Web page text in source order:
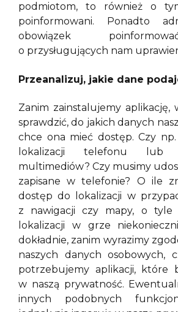
podmiotom, to również o
poinformowani. Ponadto
obowiązek
o przysługujących nam
Przeanalizuj, jakie dane
Zanim zainstalujemy aplikację,
sprawdzić, do jakich danych
chce ona mieć dostęp. Czy np.
lokalizacji telefonu lub
multimediów? Czy musimy
zapisane w telefonie? O ile
dostęp do lokalizacji w
z nawigacji czy mapy, o tyle
lokalizacji w grze
dokładnie, zanim wyrazimy
naszych danych osobowych,
potrzebujemy aplikacji, które
w naszą prywatność.
innych podobnych